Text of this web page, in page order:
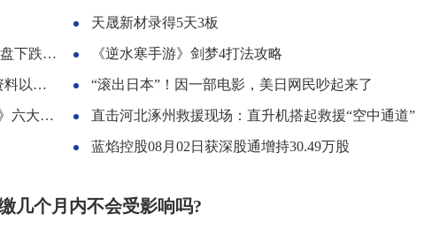
元/千克。
洪水
板块
天晟新材录得5天3板
《逆水寒手游》剑梦4打法攻略
“滚出日本”！因一部电影，美日网民吵起来了
直击河北涿州救援现场：直升机搭起救援“空中通道”
蓝焰控股08月02日获深股通增持30.49万股
几个月内不会受影响吗?